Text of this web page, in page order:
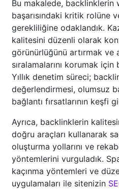
Bu makalede, backlinklerin
başarısındaki kritik rolüne
gerekliliğine odaklandık.
kalitesini düzenli olarak
görünürlüğünü artırmak ve
sıralamalarını korumak
Yıllık denetim süreci;
değerlendirmesi, olumsuz
bağlantı fırsatlarının keşfi
Ayrıca, backlinklerin
doğru araçları kullanarak
oluşturma yollarını ve
yöntemlerini vurguladık.
kaçınma yöntemleri ve
uygulamaları ile sitenizin